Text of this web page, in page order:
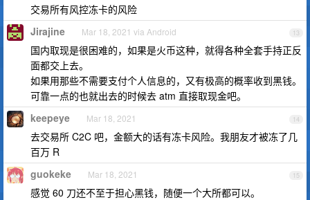
交易所有风控冻卡的风险
13
Jirajine Mar 18, 2021 via Android
国内取现是很困难的，如果是火币这种，就得各种全套手持正反
面都交上去。
如果用那些不需要支付个人信息的，又有极高的概率收到黑钱。
可靠一点的也就出去的时候去 atm 直接取现金吧。
14
keepeye Mar 18, 2021
去交易所 C2C 吧，金额大的话有冻卡风险。我朋友才被冻了几
百万 R
15
guokeke Mar 18, 2021
感觉 60 刀还不至于担心黑钱，随便一个大所都可以。